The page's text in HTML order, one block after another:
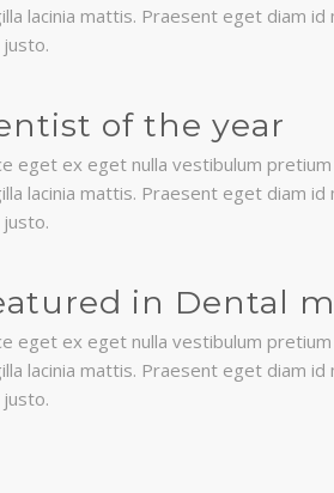
lacinia mattis. Praesent eget diam
justo.
of the year
eget ex eget nulla vestibulum
lacinia mattis. Praesent eget diam
justo.
in Dental
eget ex eget nulla vestibulum
lacinia mattis. Praesent eget diam
justo.